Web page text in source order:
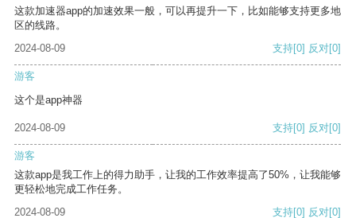
这款加速器app的加速效果一般，可以再提升一下，比如能够支持更多地
区的线路。
2024-08-09
支持[0] 反对[0]
游客
这个是app神器
2024-08-09 支持[0] 反对[0]
游客
这款app是我工作上的得力助手，让我的工作效率提高了50%，让我能够
更轻松地完成工作任务。
2024-08-09
支持[0] 反对[0]